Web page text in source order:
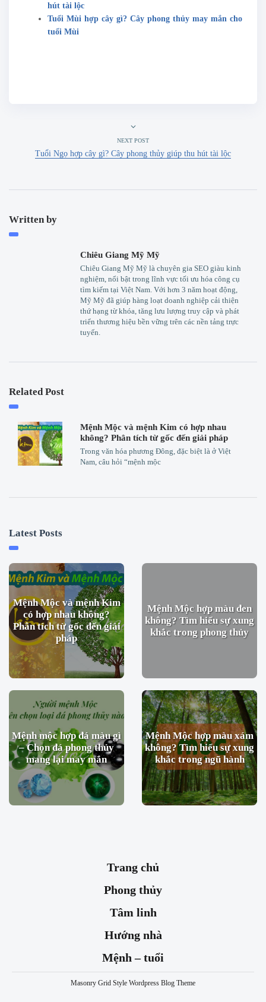
hút tài lộc
Tuổi Mùi hợp cây gì? Cây phong thủy may mắn cho
tuổi Mùi
NEXT POST
Tuổi Ngọ hợp cây gì? Cây phong thủy giúp thu hút tài lộc
Written by
Chiêu Giang Mỹ Mỹ
Chiêu Giang Mỹ Mỹ là chuyên gia SEO giàu kinh
nghiệm, nổi bật trong lĩnh vực tối ưu hóa công cụ
tìm kiếm tại Việt Nam. Với hơn 3 năm hoạt động,
Mỹ Mỹ đã giúp hàng loạt doanh nghiệp cải thiện
thứ hạng từ khóa, tăng lưu lượng truy cập và phát
triển thương hiệu bền vững trên các nền tảng trực
tuyến.
Related Post
Mệnh Mộc và mệnh Kim có hợp nhau
không? Phân tích từ gốc đến giải pháp
Trong văn hóa phương Đông, đặc biệt là ở Việt
Nam, câu hỏi “mệnh mộc
Latest Posts
Mệnh Mộc và mệnh Kim
có hợp nhau không?
Phân tích từ gốc đến giải
pháp
Mệnh Mộc hợp màu đen
không? Tìm hiểu sự xung
khắc trong phong thủy
Mệnh mộc hợp đá màu gì
– Chọn đá phong thủy
mang lại may mắn
Mệnh Mộc hợp màu xám
không? Tìm hiểu sự xung
khắc trong ngũ hành
Trang chủ
Phong thủy
Tâm linh
Hướng nhà
Mệnh – tuổi
Masonry Grid Style Wordpress Blog Theme